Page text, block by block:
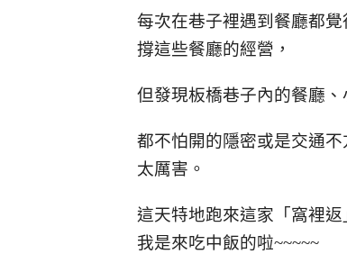
每次在巷子裡遇到餐廳都
撐這些餐廳的經營，
但發現板橋巷子內的餐廳、
都不怕開的隱密或是交通
太厲害。
這天特地跑來這家「窩裡
我是來吃中飯的啦~~~~~